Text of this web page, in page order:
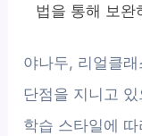
법을 통해 보완
야나두, 리얼클
단점을 지니고
학습 스타일에